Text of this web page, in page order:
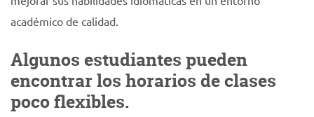
académico de calidad.
Algunos estudiantes pueden
encontrar los horarios de clases
poco flexibles.